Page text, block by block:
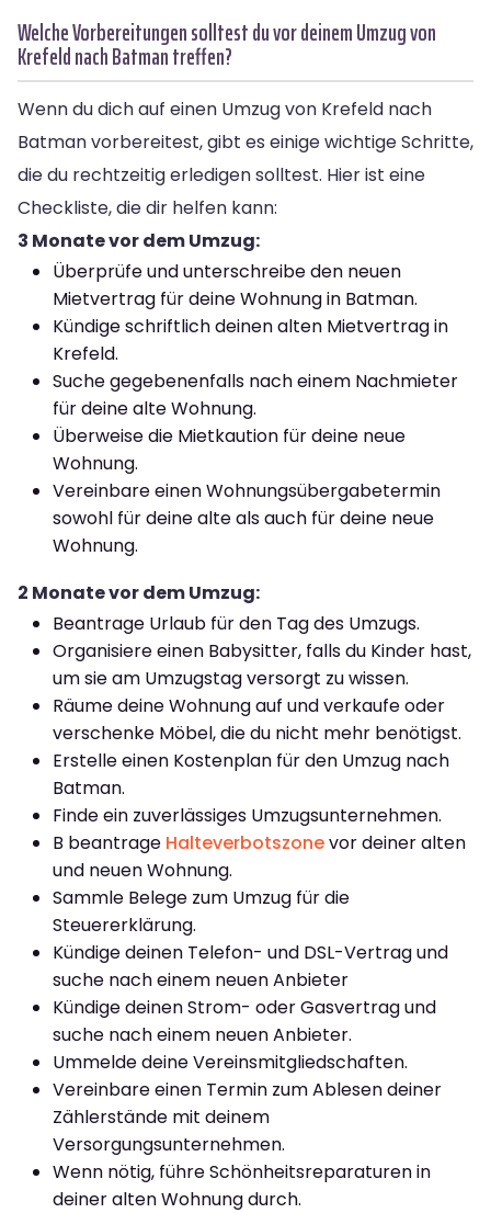
Welche Vorbereitungen solltest du vor deinem Umzug von
Krefeld nach Batman treffen?
Wenn du dich auf einen Umzug von Krefeld nach
Batman vorbereitest, gibt es einige wichtige Schritte,
die du rechtzeitig erledigen solltest. Hier ist eine
Checkliste, die dir helfen kann:
3 Monate vor dem Umzug:
Überprüfe und unterschreibe den neuen
Mietvertrag für deine Wohnung in Batman.
Kündige schriftlich deinen alten Mietvertrag in
Krefeld.
Suche gegebenenfalls nach einem Nachmieter
für deine alte Wohnung.
Überweise die Mietkaution für deine neue
Wohnung.
Vereinbare einen Wohnungsübergabetermin
sowohl für deine alte als auch für deine neue
Wohnung.
2 Monate vor dem Umzug:
Beantrage Urlaub für den Tag des Umzugs.
Organisiere einen Babysitter, falls du Kinder hast,
um sie am Umzugstag versorgt zu wissen.
Räume deine Wohnung auf und verkaufe oder
verschenke Möbel, die du nicht mehr benötigst.
Erstelle einen Kostenplan für den Umzug nach
Batman.
Finde ein zuverlässiges Umzugsunternehmen.
B beantrage Halteverbotszonevor deiner alten
und neuen Wohnung.
Sammle Belege zum Umzug für die
Steuererklärung.
Kündige deinen Telefon- und DSL-Vertrag und
suche nach einem neuen Anbieter
Kündige deinen Strom- oder Gasvertrag und
suche nach einem neuen Anbieter.
Ummelde deine Vereinsmitgliedschaften.
Vereinbare einen Termin zum Ablesen deiner
Zählerstände mit deinem
Versorgungsunternehmen.
Wenn nötig, führe Schönheitsreparaturen in
deiner alten Wohnung durch.